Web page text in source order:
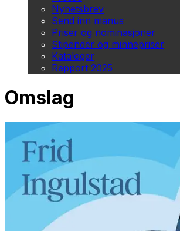
Nyhetsbrev
Send inn manus
Priser og nominasjoner
Stipender og minnepriser
Kataloger
Rapport 2025
Omslag